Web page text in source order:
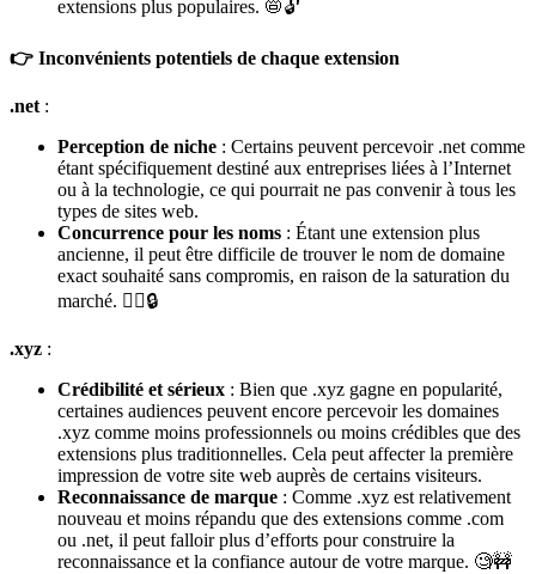
extensions plus populaires. 📛🔓
👉 Inconvénients potentiels de chaque extension
.net :
Perception de niche : Certains peuvent percevoir .net comme
étant spécifiquement destiné aux entreprises liées à l’Internet
ou à la technologie, ce qui pourrait ne pas convenir à tous les
types de sites web.
Concurrence pour les noms : Étant une extension plus
ancienne, il peut être difficile de trouver le nom de domaine
exact souhaité sans compromis, en raison de la saturation du
marché. 🤷‍♂️🔒
.xyz :
Crédibilité et sérieux : Bien que .xyz gagne en popularité,
certaines audiences peuvent encore percevoir les domaines
.xyz comme moins professionnels ou moins crédibles que des
extensions plus traditionnelles. Cela peut affecter la première
impression de votre site web auprès de certains visiteurs.
Reconnaissance de marque : Comme .xyz est relativement
nouveau et moins répandu que des extensions comme .com
ou .net, il peut falloir plus d’efforts pour construire la
reconnaissance et la confiance autour de votre marque. 🧐🚧